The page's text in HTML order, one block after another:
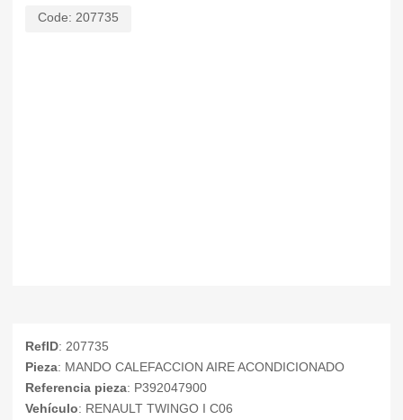
Code: 207735
RefID: 207735
Pieza: MANDO CALEFACCION AIRE ACONDICIONADO
Referencia pieza: P392047900
Vehículo: RENAULT TWINGO I C06